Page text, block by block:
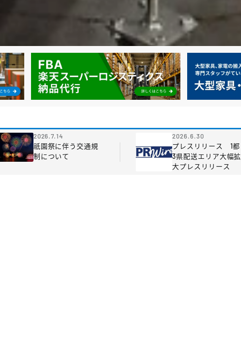
2026.7.14
祇園祭に伴う交通規
制について
2026.6.30
プレスリリース 1都
3県配送エリア大幅拡
大プレスリリース